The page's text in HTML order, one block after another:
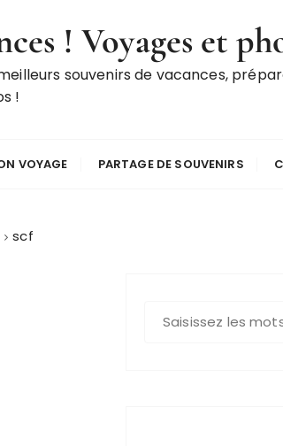
! Voyages et
souvenirs de vacances,
!
VOYAGE PARTAGE DE SOUVENIRS
scf